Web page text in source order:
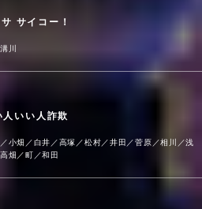
サイコー！
川
人いい人詐欺
小畑／白井／高塚／松村／井田／菅原／相川／浅
畑／町／和田